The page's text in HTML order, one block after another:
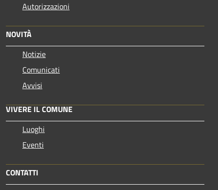
Autorizzazioni
NOVITÀ
Notizie
Comunicati
Avvisi
VIVERE IL COMUNE
Luoghi
Eventi
CONTATTI